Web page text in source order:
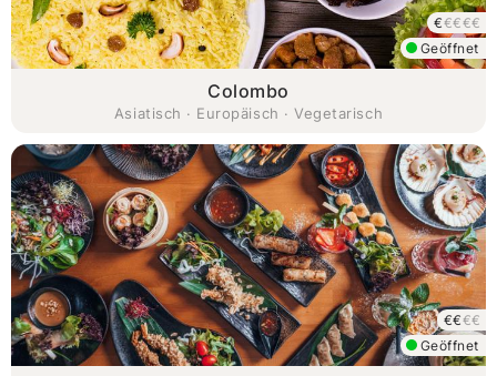
Colombo
Asiatisch · Europäisch · Vegetarisch
Geöffnet
€€€€€
Geöffnet
€€€€